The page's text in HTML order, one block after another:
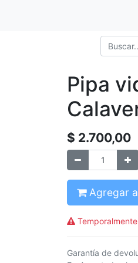
Pipa
$ 2.700,00
Agregar
Garantía de